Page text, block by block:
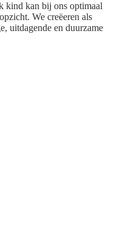
kind kan bij ons optimaal
We creëeren als
uitdagende en duurzame